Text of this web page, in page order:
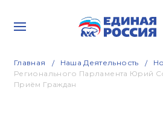
Главная Наша Деятельность
Регионального Парламента Юрий
Приём Граждан